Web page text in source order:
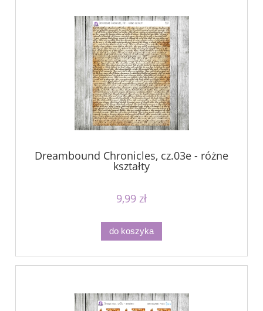
Dreambound Chronicles, cz.03e - różne
kształty
9,99 zł
do koszyka